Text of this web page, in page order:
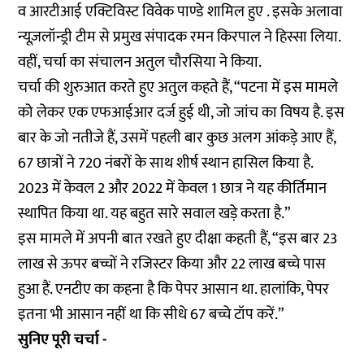
व आरटीआई एक्टिविस्ट विवेक पाण्डे शामिल हुए . इसके अलावा
न्यूज़लॉन्ड्री टीम से प्रमुख संपादक रमन किरपाल ने हिस्सा लिया.
वहीं, चर्चा का संचालन अतुल चौरसिया ने किया.
चर्चा की शुरुआत करते हुए अतुल कहते हैं, “पटना में इस मामले
को लेकर एक एफआईआर दर्ज हुई थी, जो जांच का विषय है. इस
बार के जो नतीजे हैं, उसमें पहली बार कुछ अलग आंकड़े आए हैं,
67 छात्रों ने 720 नंबरों के साथ शीर्ष स्थान हासिल किया है.
2023 में केवल 2 और 2022 में केवल 1 छात्र ने यह कीर्तिमान
स्थापित किया था. यह बहुत सारे सवाल खड़े करता है.”
इस मामले में अपनी बात रखते हुए दीक्षा कहती हैं, “इस बार 23
लाख से ऊपर बच्चों ने रजिस्टर किया और 22 लाख बच्चे पास
हुआ हैं. एनटीए का कहना है कि पेपर आसान था. हालांकि, पेपर
इतना भी आसान नहीं था कि सीधे 67 बच्चे टॉप करें.”
सुनिए पूरी चर्चा -